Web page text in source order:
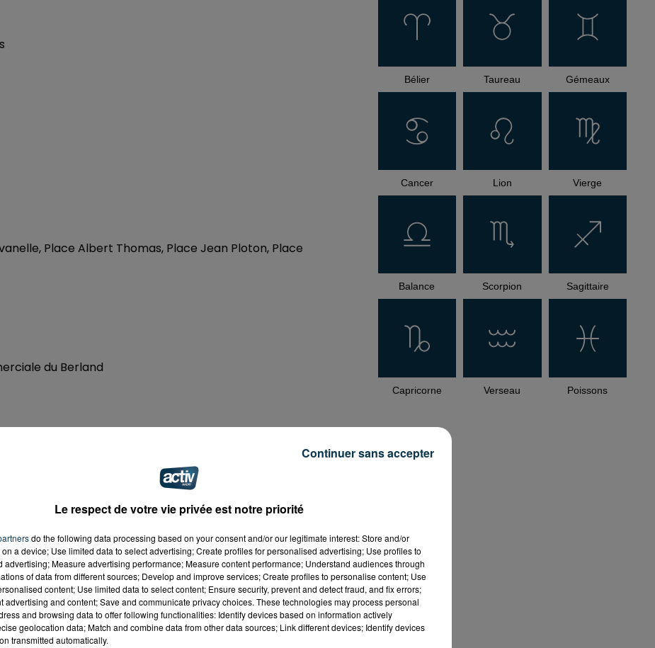
Place Albert Thomas, Place Jean Ploton, Place
du Berland
Fauriel
Baptiste David
Bélier Taureau Gémeaux
Cancer Lion Vierge
Balance Scorpion Sagittaire
Capricorne Verseau Poissons
Le respect de votre vie privée est notre priorité
do the following data processing based on your consent and/or our legitimate interest: Store and/or
a device; Use limited data to select advertising; Create profiles for personalised advertising; Use profiles to
advertising; Measure advertising performance; Measure content performance; Understand audiences through
of data from different sources; Develop and improve services; Create profiles to personalise content; Use
content; Use limited data to select content; Ensure security, prevent and detect fraud, and fix errors;
advertising and content; Save and communicate privacy choices. These technologies may process personal
and browsing data to offer following functionalities: Identify devices based on information actively
geolocation data; Match and combine data from other data sources; Link different devices; Identify devices
transmitted automatically.
Continuer sans accepter